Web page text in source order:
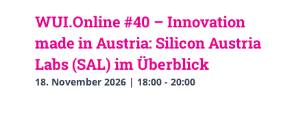
WUI.Online #40 – Innovation
made in Austria: Silicon Austria
Labs (SAL) im Überblick
18. November 2026 | 18:00 - 20:00